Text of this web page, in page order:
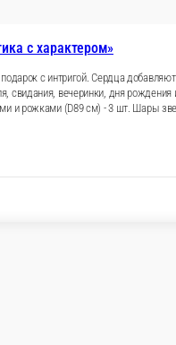
«Романтика с
и делает
тем самым
без повода. Закажите